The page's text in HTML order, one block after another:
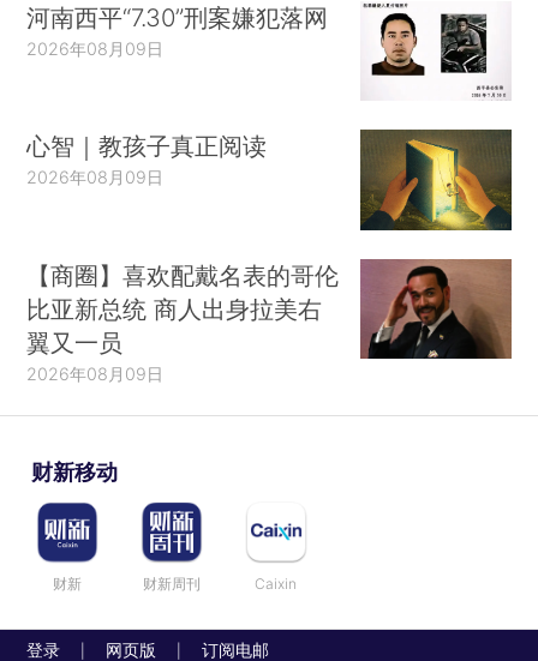
河南西平“7.30”刑案嫌犯落网
2026年08月09日
心智｜教孩子真正阅读
2026年08月09日
【商圈】喜欢配戴名表的哥伦
比亚新总统 商人出身拉美右
翼又一员
2026年08月09日
财新移动
财新 财新周刊 Caixin
登录 网页版 订阅电邮